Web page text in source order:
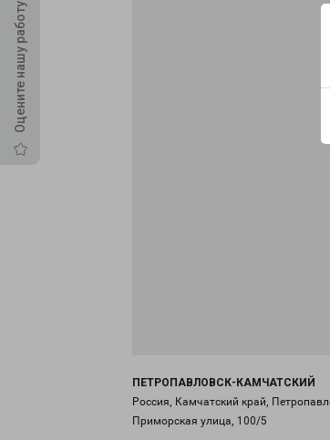
Оцените нашу работу
ПЕТРОПАВЛОВСК-КАМЧАТСКИЙ
Россия, Камчатский край,
Приморская улица, 100/5